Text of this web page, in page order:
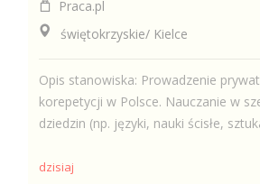
Praca.pl
świętokrzyskie/ Kielce
Opis stanowiska: Prowadzenie
korepetycji w Polsce. Nauczanie w
dziedzin (np. języki, nauki ścisłe,
dzisiaj